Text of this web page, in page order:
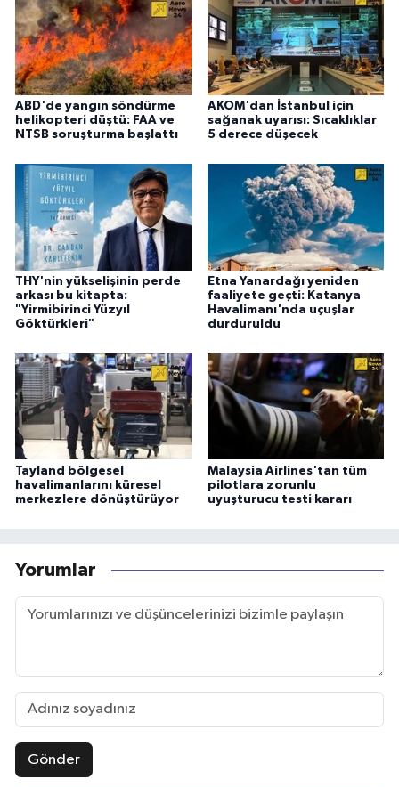
ABD'de yangın söndürme
helikopteri düştü: FAA ve
NTSB soruşturma başlattı
AKOM'dan İstanbul için
sağanak uyarısı: Sıcaklıklar
5 derece düşecek
THY'nin yükselişinin perde
arkası bu kitapta:
"Yirmibirinci Yüzyıl
Göktürkleri"
Etna Yanardağı yeniden
faaliyete geçti: Katanya
Havalimanı'nda uçuşlar
durduruldu
Tayland bölgesel
havalimanlarını küresel
merkezlere dönüştürüyor
Malaysia Airlines'tan tüm
pilotlara zorunlu
uyuşturucu testi kararı
Yorumlar
Gönder